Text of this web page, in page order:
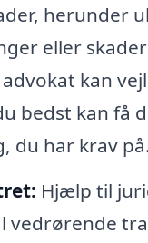
herunder
eller
kan
bedst kan få
du har krav på.
Hjælp til
vedrørende